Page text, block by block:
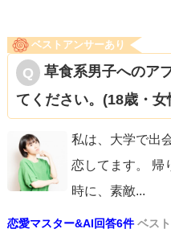
ベストアンサーあり
草食系男子へのア
てください。(18歳・女
私は、大学で出
恋してます。 帰
時に、素敵...
恋愛マスター&AI回答6件 ベス